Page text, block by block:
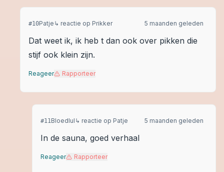
#10Patje ↳ reactie op Prikker 5 maanden geleden
Dat weet ik, ik heb t dan ook over pikken die
stijf ook klein zijn.
Reageer Rapporteer
#11Bloedlul ↳ reactie op Patje 5 maanden geleden
In de sauna, goed verhaal
Reageer Rapporteer